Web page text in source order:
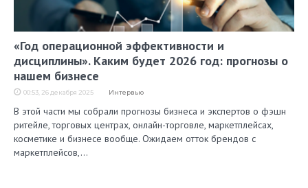
«Год операционной эффективности и
дисциплины». Каким будет 2026 год: прогнозы о
нашем бизнесе
00:53, 26 декабря 2025 Интервью
В этой части мы собрали прогнозы бизнеса и экспертов о фэшн
ритейле, торговых центрах, онлайн-торговле, маркетплейсах,
косметике и бизнесе вообще. Ожидаем отток брендов с
маркетплейсов,…